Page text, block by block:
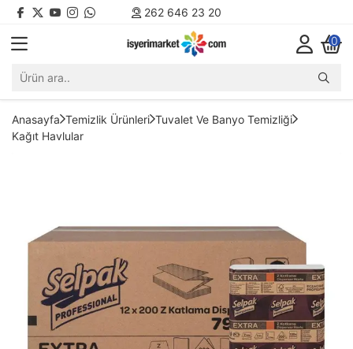
262 646 23 20
0
Anasayfa Temizlik Ürünleri Tuvalet Ve Banyo Temizliği
Kağıt Havlular